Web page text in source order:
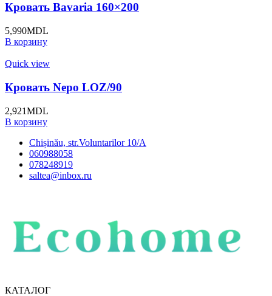
Кровать Bavaria 160×200
5,990MDL
В корзину
Quick view
Кровать Nepo LOZ/90
2,921MDL
В корзину
Chișinău, str.Voluntarilor 10/A
060988058
078248919
saltea@inbox.ru
КАТАЛОГ